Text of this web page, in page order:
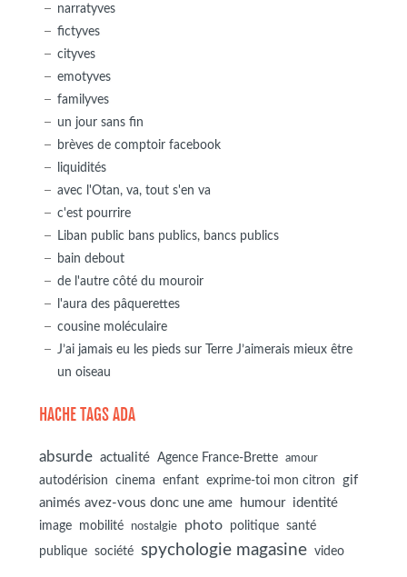
narratyves
fictyves
cityves
emotyves
familyves
un jour sans fin
brèves de comptoir facebook
liquidités
avec l'Otan, va, tout s'en va
c'est pourrire
Liban public bans publics, bancs publics
bain debout
de l'autre côté du mouroir
l'aura des pâquerettes
cousine moléculaire
J’ai jamais eu les pieds sur Terre J’aimerais mieux être
un oiseau
HACHE TAGS ADA
absurde actualité Agence France-Brette amour
autodérision cinema enfant exprime-toi mon citron
gif
animés avez-vous donc une ame
humour identité
image mobilité nostalgie photo politique
santé
publique
société spychologie magasine video